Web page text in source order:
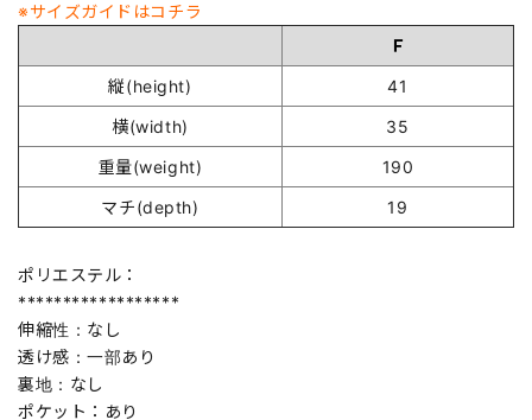
※サイズガイドはコチラ
Ｆ
縦(height)
41
横(width)
35
重量(weight)
190
マチ(depth)
19
ポリエステル：
******************
伸縮性：なし
透け感：一部あり
裏地：なし
ポケット：あり